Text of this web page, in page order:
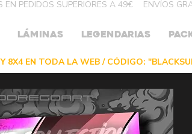
LÁMINAS LEGENDARIAS